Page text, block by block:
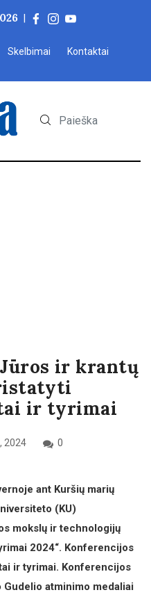
|
Skelbimai Kontaktai
ir krantų
ir tyrimai
2024 0
ant Kuršių marių
(KU)
mokslų ir technologijų
2024“. Konferencijos
ir tyrimai. Konferencijos
atminimo medaliai